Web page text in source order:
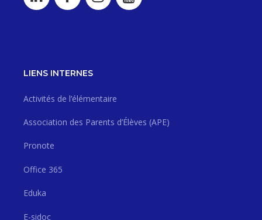
LIENS INTERNES
Activités de l’élémentaire
Association des Parents d’Élèves (APE)
Pronote
Office 365
Eduka
E-sidoc